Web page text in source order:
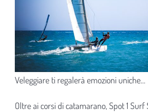
Veleggiare ti regalerà emozioni uniche…
Oltre ai corsi di catamarano, Spot 1 Surf